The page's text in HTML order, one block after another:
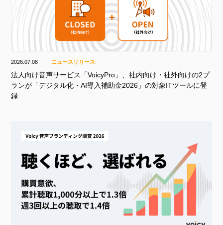
2026.07.08 ニュースリリース
法人向け音声サービス「VoicyPro」、社内向け・社外向けの2プ
ランが「デジタル化・AI導入補助金2026」の対象ITツールに登
録